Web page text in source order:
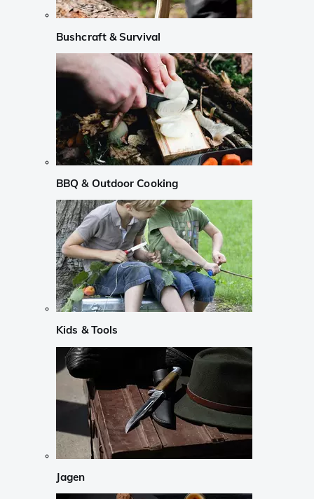
Bushcraft & Survival
BBQ & Outdoor Cooking
Kids & Tools
Jagen